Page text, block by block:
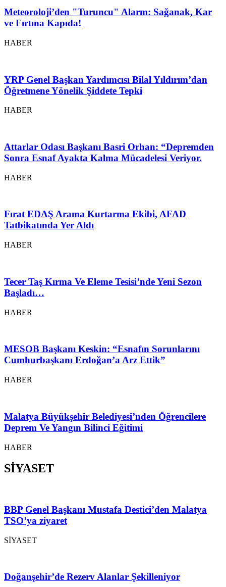
Meteoroloji’den "Turuncu" Alarm: Sağanak, Kar
ve Fırtına Kapıda!
HABER
YRP Genel Başkan Yardımcısı Bilal Yıldırım’dan
Öğretmene Yönelik Şiddete Tepki
HABER
Attarlar Odası Başkanı Basri Orhan: “Depremden
Sonra Esnaf Ayakta Kalma Mücadelesi Veriyor.
HABER
Fırat EDAŞ Arama Kurtarma Ekibi, AFAD
Tatbikatında Yer Aldı
HABER
Tecer Taş Kırma Ve Eleme Tesisi’nde Yeni Sezon
Başladı…
HABER
MESOB Başkanı Keskin: “Esnafın Sorunlarını
Cumhurbaşkanı Erdoğan’a Arz Ettik”
HABER
Malatya Büyükşehir Belediyesi’nden Öğrencilere
Deprem Ve Yangın Bilinci Eğitimi
HABER
SİYASET
BBP Genel Başkanı Mustafa Destici’den Malatya
TSO’ya ziyaret
SİYASET
Doğanşehir’de Rezerv Alanlar Şekilleniyor